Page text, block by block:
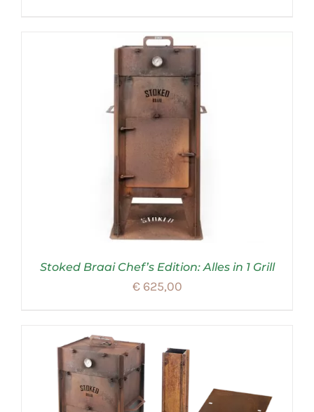
Stoked Braai Chef’s Edition: Alles in 1 Grill
€625,00